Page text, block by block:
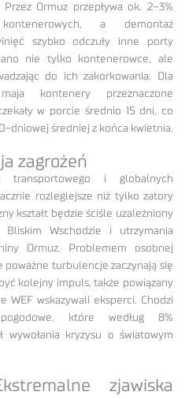
Ormuz przepływa ok. 2–3%
a demontaż
szybko odczuły inne porty
nie tylko kontenerowce, ale
do ich zakorkowania. Dla
kontenery przeznaczone
w porcie średnio 15 dni, co
dniowej średniej z końca kwietnia.
zagrożeń
transportowego i globalnych
rozleglejsze niż tylko zatory
kształt będzie ściśle uzależniony
Wschodzie i utrzymania
Ormuz. Problemem osobnej
turbulencje zaczynają się
kolejny impuls, także powiązany
WEF wskazywali eksperci. Chodzi
które według 8%
wywołania kryzysu o światowym
zjawiska